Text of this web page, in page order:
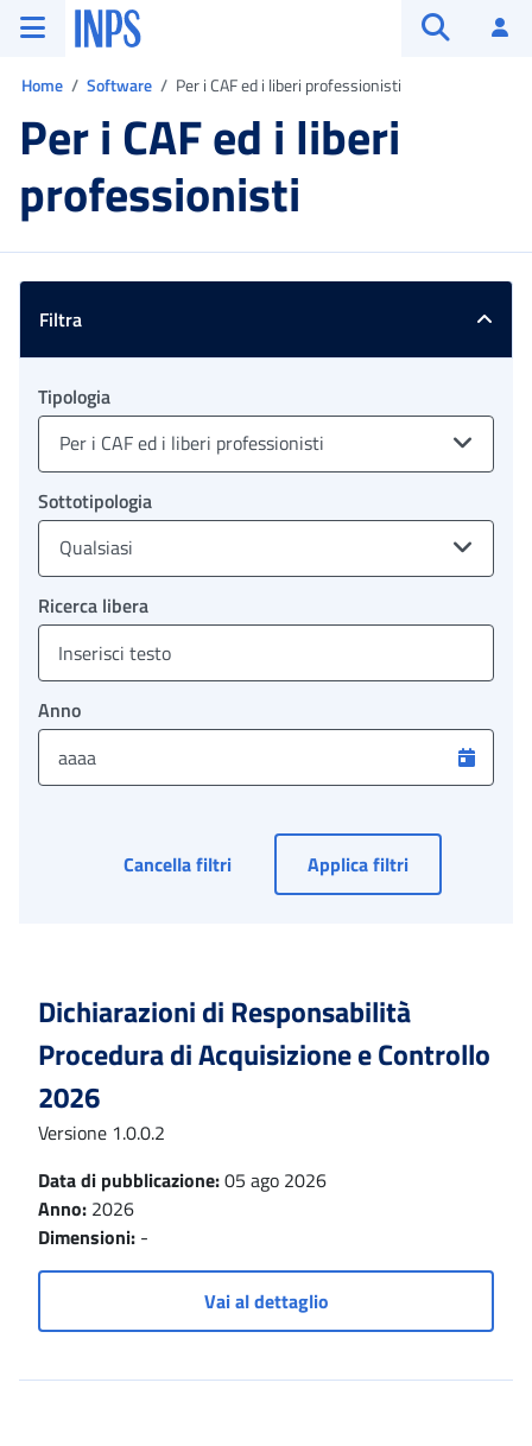
Vai al menu principale
Vai al contenuto principale
Vai al pie' di pagina
INPS ()
Home Software Per i CAF ed i liberi professionisti
Per i CAF ed i liberi
professionisti
Filtra
Tipologia
Per i CAF ed i liberi professionisti
Sottotipologia
Qualsiasi
Ricerca libera
Anno
Cancella filtri Applica filtri
Dichiarazioni di Responsabilità
Procedura di Acquisizione e Controllo
2026
Versione 1.0.0.2
Data di pubblicazione:05 ago 2026
Anno: 2026
Dimensioni: -
Vai al dettaglio